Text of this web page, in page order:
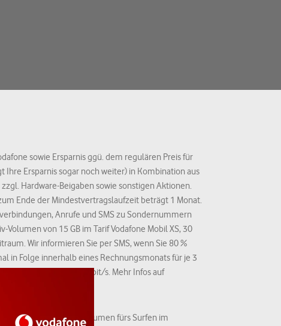
sowie Ersparnis ggü. dem regulären Preis für
Ihre Ersparnis sogar noch weiter) in Kombination aus
Hardware-Beigaben sowie sonstigen Aktionen.
Ende der Mindestvertragslaufzeit beträgt 1 Monat.
Anrufe und SMS zu Sondernummern
von 15 GB im Tarif Vodafone Mobil XS, 30
Wir informieren Sie per SMS, wenn Sie 80 %
in Folge innerhalb eines Rechnungsmonats für je 3
haben – mit bis zu 32 kbit/s. Mehr Infos auf
unbegrenztes Datenvolumen fürs Surfen im